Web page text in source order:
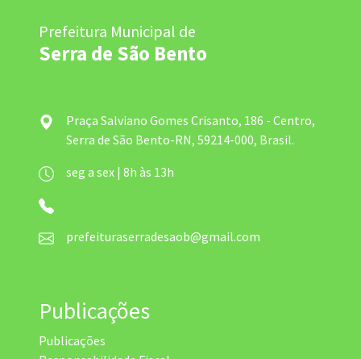
Prefeitura Municipal de
Serra de São Bento
Praça Salviano Gomes Crisanto, 186 - Centro,
Serra de São Bento-RN, 59214-000, Brasil.
seg a sex | 8h às 13h
prefeituraserradesaob@gmail.com
Publicações
Publicações